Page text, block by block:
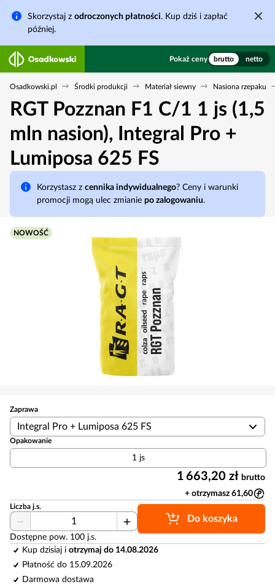
Skorzystaj z odroczonych płatności. Kup dziś i zapłać
później.
Pokaż ceny brutto netto
Osadkowski.pl Środki produkcji Materiał siewny Nasiona rzepaku
RGT Pozznan F1 C/1 1 js (1,5
mln nasion), Integral Pro +
Lumiposa 625 FS
Korzystasz z cennika indywidualnego? Ceny i warunki
promocji mogą ulec zmianie po zalogowaniu.
NOWOŚĆ
Zaprawa
Integral Pro + Lumiposa 625 FS
Opakowanie
1 js
1 663,20 zł brutto
+ otrzymasz 61,60
Liczba j.s.
Dostępne pow. 100 j.s.
Do koszyka
Kup dzisiaj i otrzymaj do 14.08.2026
Płatność do 15.09.2026
Darmowa dostawa